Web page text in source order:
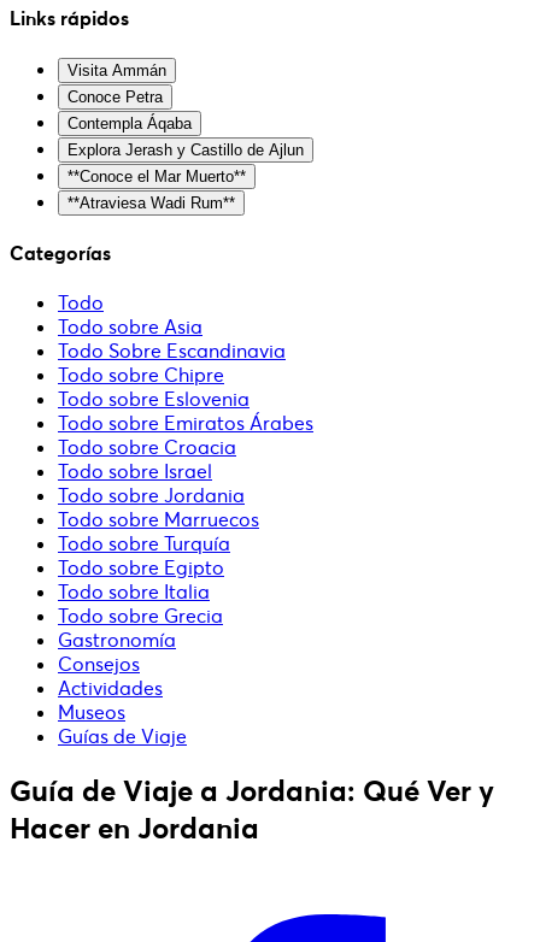
Links rápidos
Visita Ammán
Conoce Petra
Contempla Áqaba
Explora Jerash y Castillo de Ajlun
**Conoce el Mar Muerto**
**Atraviesa Wadi Rum**
Categorías
Todo
Todo sobre Asia
Todo Sobre Escandinavia
Todo sobre Chipre
Todo sobre Eslovenia
Todo sobre Emiratos Árabes
Todo sobre Croacia
Todo sobre Israel
Todo sobre Jordania
Todo sobre Marruecos
Todo sobre Turquía
Todo sobre Egipto
Todo sobre Italia
Todo sobre Grecia
Gastronomía
Consejos
Actividades
Museos
Guías de Viaje
Guía de Viaje a Jordania: Qué Ver y
Hacer en Jordania